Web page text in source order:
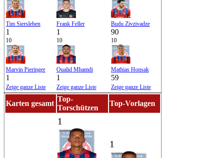
Tim Siersleben
1
10
Marvin Pieringer
1
Zeige ganze Liste
Frank Feller
1
10
Oualid Mhamdi
1
Zeige ganze Liste
Budu Zivzivadze
90
10
Mathias Honsak
59
Zeige ganze Liste
Karten gesamt
Top-
Torschützen
Top-Vorlagen
1
1